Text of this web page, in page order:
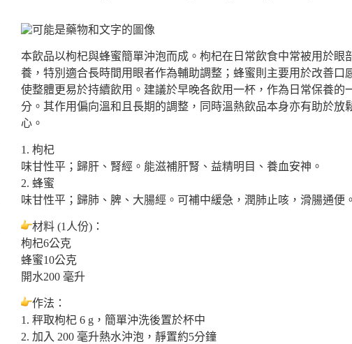
本飲品以枸杞與蜂蜜簡單沖泡而成。枸杞在日常飲食中常被用於眼
養，特別適合長時間用眼者作為輔助調整；蜂蜜則主要用於改善口
使整體更易於持續飲用。建議於早晚各飲用一杯，作為日常保養的
分。其作用偏向溫和且長期的調整，同時溫熱飲品本身亦有助於放
心。
1. 枸杞
味甘性平；歸肝、腎經。能滋補肝腎、益精明目、養血安神。
2. 蜂蜜
味甘性平；歸肺、脾、大腸經。可補中緩急，潤肺止咳，滑腸通便。
材料 (1人份)：
枸杞6公克
蜂蜜10公克
開水200 毫升
作法：
1. 秤取枸杞 6 g，簡單沖洗後置於杯中
2. 加入 200 毫升熱水沖泡，靜置約5分鐘